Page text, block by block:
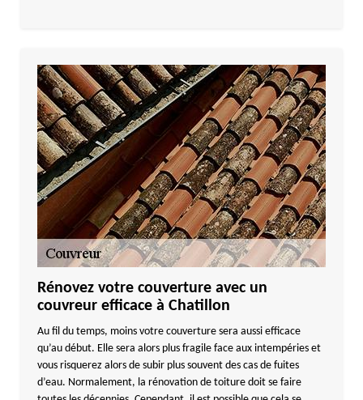
Rénovez votre couverture avec un
couvreur efficace à Chatillon
Au fil du temps, moins votre couverture sera aussi efficace
qu’au début. Elle sera alors plus fragile face aux intempéries et
vous risquerez alors de subir plus souvent des cas de fuites
d’eau. Normalement, la rénovation de toiture doit se faire